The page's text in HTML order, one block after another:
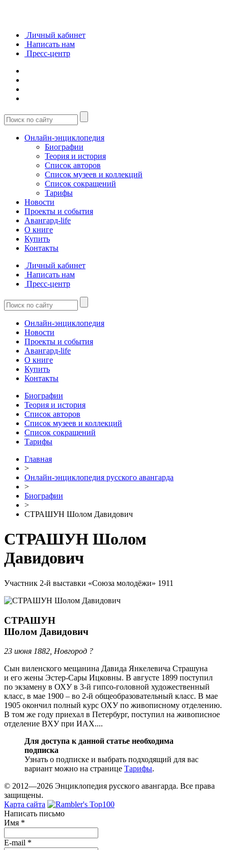
Личный кабинет
Написать нам
Пресс-центр
Онлайн-энциклопедия
Биографии
Теория и история
Список авторов
Список музеев и коллекций
Список сокращений
Тарифы
Новости
Проекты и события
Авангард-life
О книге
Купить
Контакты
Личный кабинет
Написать нам
Пресс-центр
Онлайн-энциклопедия
Новости
Проекты и события
Авангард-life
О книге
Купить
Контакты
Биографии
Теория и история
Список авторов
Список музеев и коллекций
Список сокращений
Тарифы
Главная
>
Онлайн-энциклопедия русского авангарда
>
Биографии
>
СТРАШУН Шолом Давидович
СТРАШУН Шолом
Давидович
Участник 2-й выставки «Союза молодёжи» 1911
СТРАШУН
Шолом Давидович
23 июня 1882, Новгород ?
Сын виленского мещанина Давида Янкелевича Страшуна
и его жены Эстер-Сары Ицковны. В августе 1899 поступил
по экзамену в ОХУ в 3-й гипсо-головной художественный
класс, в мае 1900 – во 2-й общеобразовательный класс. В мае
1905 окончил полный курс ОХУ по живописному отделению.
В том же году приехал в Петербург, поступил на живописное
отделение ВХУ при ИАХ....
Для доступа к данной статье необходима
подписка
Узнать о подписке и выбрать подходящий для вас
вариант можно на странице Тарифы.
© 2012—2026 Энциклопедия русского авангарда. Все права
защищены.
Карта сайта
Написать письмо
Имя *
E-mail *